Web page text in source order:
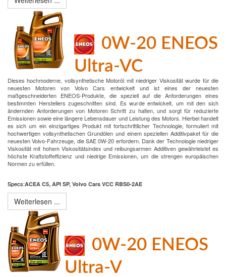
0W-20 ENEOS
Ultra-VC
Dieses hochmoderne, vollsynthetische Motoröl mit niedriger Viskosität wurde für die
neuesten Motoren von Volvo Cars entwickelt und ist eines der neuesten
maßgeschneiderten ENEOS-Produkte, die speziell auf die Anforderungen eines
bestimmten Herstellers zugeschnitten sind. Es wurde entwickelt, um mit den sich
ändernden Anforderungen von Motoren Schritt zu halten, und sorgt für reduzierte
Emissionen sowie eine längere Lebensdauer und Leistung des Motors. Hierbei handelt
es sich um ein einzigartiges Produkt mit fortschrittlicher Technologie, formuliert mit
hochwertigen vollsynthetischen Grundölen und einem speziellen Additivpaket für die
neuesten Volvo-Fahrzeuge, die SAE 0W-20 erfordern. Dank der Technologie niedriger
Viskosität mit hohem Viskositätsindex und reibungsarmen Additiven gewährleistet es
höchste Kraftstoffeffizienz und niedrige Emissionen, um die strengen europäischen
Normen zu erfüllen.
Specs:ACEA C5, API SP, Volvo Cars VCC RBS0-2AE
Weiterlesen ...
0W-20 ENEOS
Ultra-V